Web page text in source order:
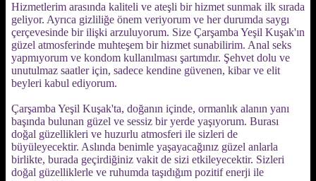
Hizmetlerim arasında kaliteli ve ateşli bir hizmet sunmak ilk sırada
geliyor. Ayrıca gizliliğe önem veriyorum ve her durumda saygı
çerçevesinde bir ilişki arzuluyorum. Size Çarşamba Yeşil Kuşak'ın
güzel atmosferinde muhteşem bir hizmet sunabilirim. Anal seks
yapmıyorum ve kondom kullanılması şartımdır. Şehvet dolu ve
unutulmaz saatler için, sadece kendine güvenen, kibar ve elit
beyleri kabul ediyorum.
Çarşamba Yeşil Kuşak'ta, doğanın içinde, ormanlık alanın yanı
başında bulunan güzel ve sessiz bir yerde yaşıyorum. Burası
doğal güzellikleri ve huzurlu atmosferi ile sizleri de
büyüleyecektir. Aslında benimle yaşayacağınız güzel anlarla
birlikte, burada geçirdiğiniz vakit de sizi etkileyecektir. Sizleri
doğal güzelliklerle ve ruhumda taşıdığım pozitif enerji ile